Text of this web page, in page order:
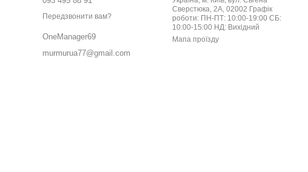
Передзвонити вам?
OneManager69
murmurua77@gmail.com
Сверстюка, 2А, 02002 Графік
роботи: ПН-ПТ: 10:00-19:00 СБ:
10:00-15:00 НД: Вихідний
Мапа проїзду